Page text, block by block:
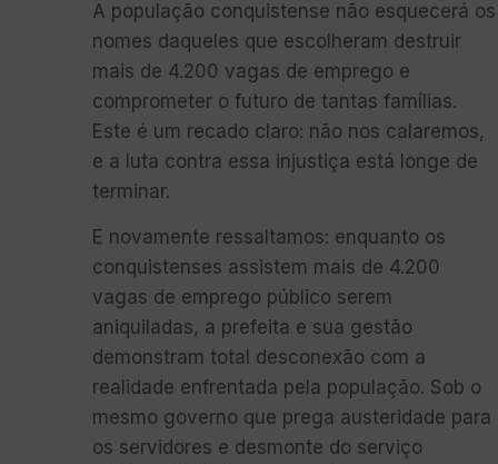
A população conquistense não esquecerá os
nomes daqueles que escolheram destruir
mais de 4.200 vagas de emprego e
comprometer o futuro de tantas famílias.
Este é um recado claro: não nos calaremos,
e a luta contra essa injustiça está longe de
terminar.
E novamente ressaltamos: enquanto os
conquistenses assistem mais de 4.200
vagas de emprego público serem
aniquiladas, a prefeita e sua gestão
demonstram total desconexão com a
realidade enfrentada pela população. Sob o
mesmo governo que prega austeridade para
os servidores e desmonte do serviço